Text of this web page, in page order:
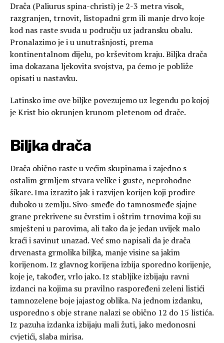
Drača (Paliurus spina-christi) je 2-3 metra visok,
razgranjen, trnovit, listopadni grm ili manje drvo koje
kod nas raste svuda u području uz jadransku obalu.
Pronalazimo je i u unutrašnjosti, prema
kontinentalnom dijelu, po krševitom kraju. Biljka drača
ima dokazana ljekovita svojstva, pa ćemo je pobliže
opisati u nastavku.
Latinsko ime ove biljke povezujemo uz legendu po kojoj
je Krist bio okrunjen krunom pletenom od drače.
Biljka drača
Drača obično raste u većim skupinama i zajedno s
ostalim grmljem stvara velike i guste, neprohodne
šikare. Ima izrazito jak i razvijen korijen koji prodire
duboko u zemlju. Sivo-smeđe do tamnosmeđe sjajne
grane prekrivene su čvrstim i oštrim trnovima koji su
smješteni u parovima, ali tako da je jedan uvijek malo
kraći i savinut unazad. Već smo napisali da je drača
drvenasta grmolika biljka, manje visine sa jakim
korijenom. Iz glavnog korijena izbija sporedno korijenje,
koje je, također, vrlo jako. Iz stabljike izbijaju ravni
izdanci na kojima su pravilno raspoređeni zeleni listići
tamnozelene boje jajastog oblika. Na jednom izdanku,
usporedno s obje strane nalazi se obično 12 do 15 listića.
Iz pazuha izdanka izbijaju mali žuti, jako medonosni
cvjetići, slaba mirisa.